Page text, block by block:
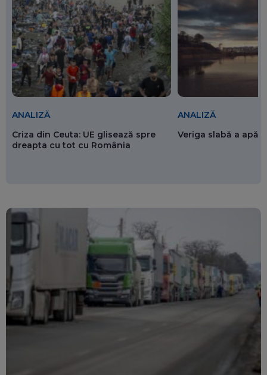
ANALIZĂ
Criza din Ceuta: UE glisează spre
dreapta cu tot cu România
ANALIZĂ
Veriga slabă a